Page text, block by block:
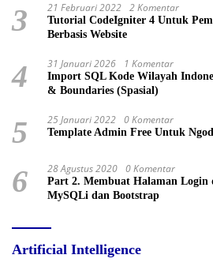
3 21 Februari 2022 2 Komentar
Tutorial CodeIgniter 4 Untuk
Berbasis Website
4 31 Januari 2026 1 Komentar
Import SQL Kode Wilayah
& Boundaries (Spasial)
5 25 Januari 2022 0 Komentar
Template Admin Free Untuk
6 28 Agustus 2020 0 Komentar
Part 2. Membuat Halaman Login
MySQLi dan Bootstrap
Artificial Intelligence